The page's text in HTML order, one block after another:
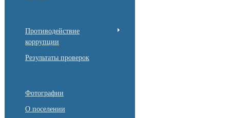
Противодействие
коррупции
Результаты проверок
Фотографии
О поселении